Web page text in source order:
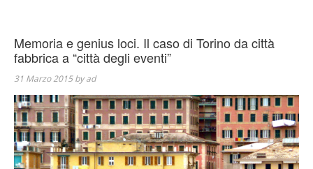
Memoria e genius loci. Il caso di Torino da città
fabbrica a “città degli eventi”
31 Marzo 2015 byad